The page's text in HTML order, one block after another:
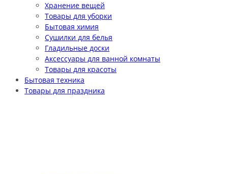
Хранение вещей
Товары для уборки
Бытовая химия
Сушилки для белья
Гладильные доски
Аксессуары для ванной комнаты
Товары для красоты
Бытовая техника
Товары для праздника